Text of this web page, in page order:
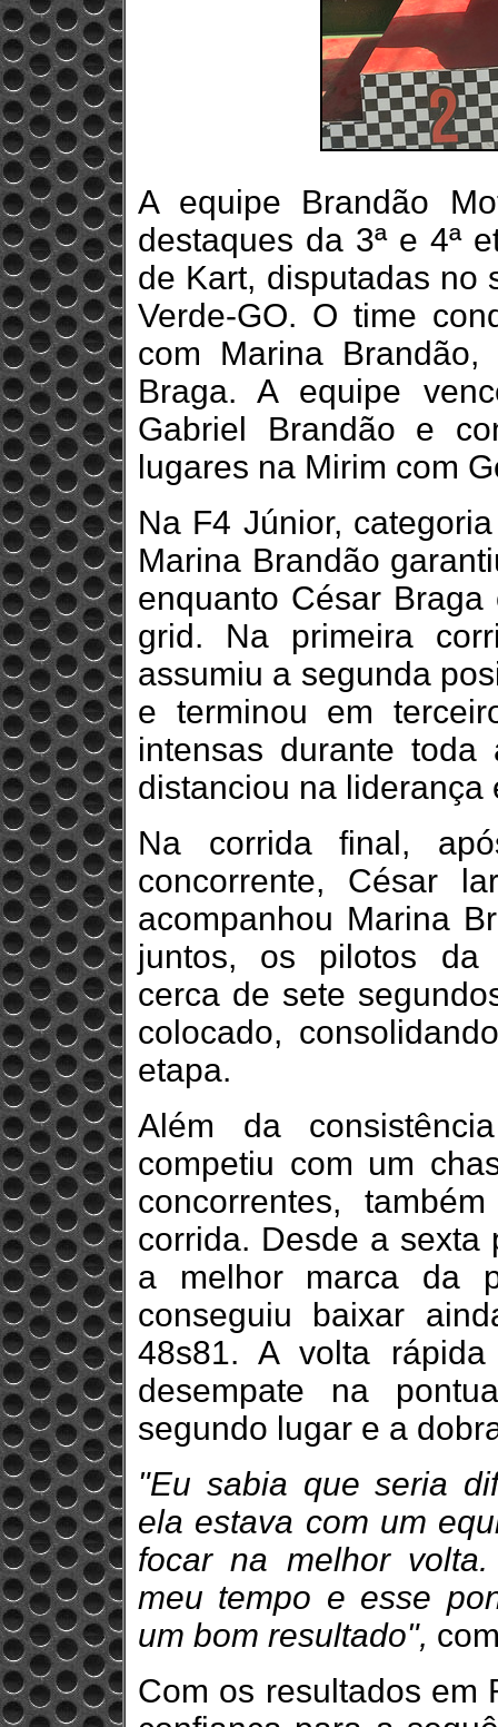
A equipe Brandão
destaques da 3ª e 4ª
de Kart, disputadas no
Verde-GO. O time
com Marina
Braga. A equipe
Gabriel Brandão e
lugares na Mirim com
Na F4 Júnior,
Marina Brandão
enquanto César
grid. Na primeira
assumiu a segunda
e terminou em
intensas durante
distanciou na liderança
Na corrida final,
concorrente, César
acompanhou Marina
juntos, os pilotos da
cerca de sete
colocado,
etapa.
Além da
competiu com um
concorrentes,
corrida. Desde a sexta
a melhor marca da
conseguiu baixar
48s81. A volta
desempate na
segundo lugar e a
"Eu sabia que seria
ela estava com um
focar na melhor
meu tempo e esse
um bom resultado",
Com os resultados em